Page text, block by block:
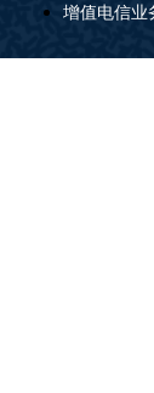
增值电信业